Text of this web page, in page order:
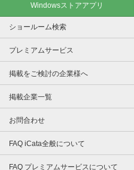
Windowsストアアプリ
ショールーム検索
プレミアムサービス
掲載をご検討の企業様へ
掲載企業一覧
お問合わせ
FAQ iCata全般について
FAQ プレミアムサービスについて